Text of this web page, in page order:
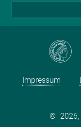
Studierende
Impressum
©